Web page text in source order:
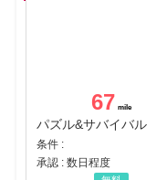
67
パズル&サバイバル
条件 :
承認 : 数日程度